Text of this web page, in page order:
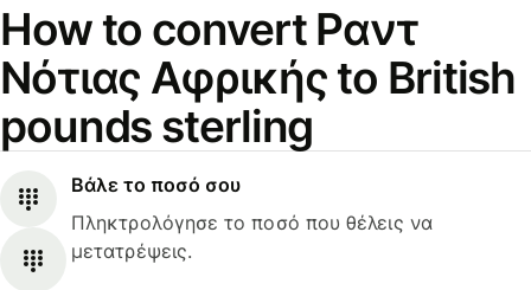
How to convert Ραντ
Νότιας Αφρικής to British
pounds sterling
Βάλε το ποσό σου
Πληκτρολόγησε το ποσό που θέλεις να
μετατρέψεις.